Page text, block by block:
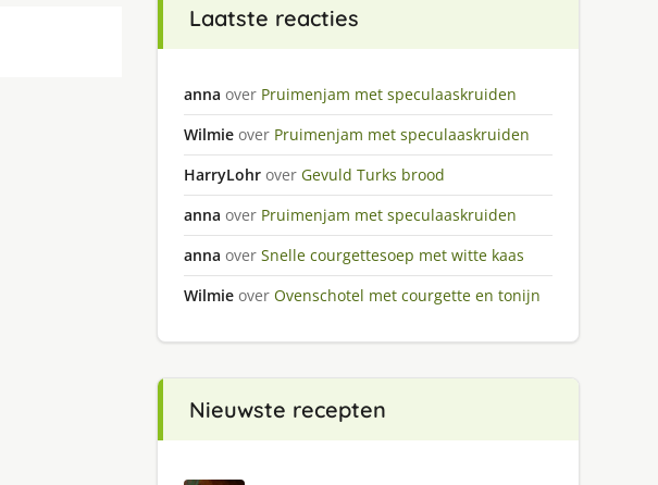
Laatste reacties
anna over Pruimenjam met speculaaskruiden
Wilmie over Pruimenjam met speculaaskruiden
HarryLohr over Gevuld Turks brood
anna over Pruimenjam met speculaaskruiden
anna over Snelle courgettesoep met witte kaas
Wilmie over Ovenschotel met courgette en tonijn
Nieuwste recepten